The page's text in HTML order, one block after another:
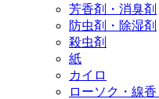
芳香剤・消臭剤
防虫剤・除湿剤
殺虫剤
紙
カイロ
ローソク・線